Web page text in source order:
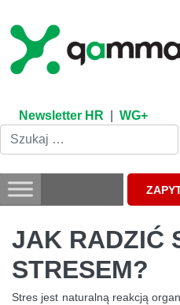
content
Newsletter HR WG+
JAK RADZIĆ
STRESEM?
Stres jest naturalną reakcją